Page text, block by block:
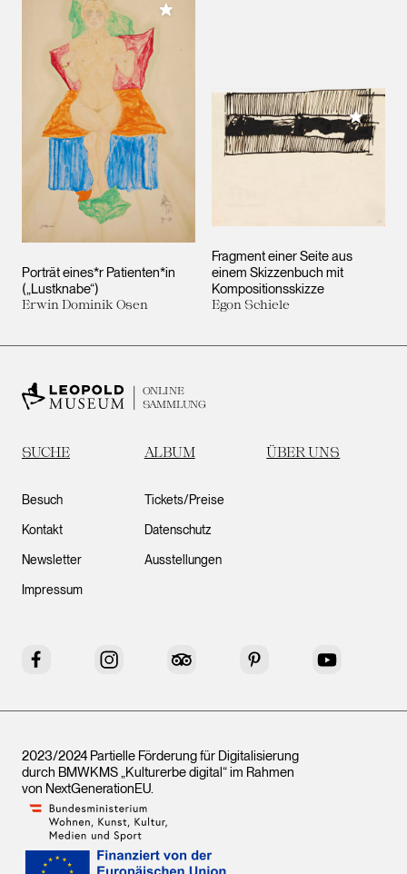
Porträt eines*r Patienten*in
(„Lustknabe“)
Erwin Dominik Osen
Meiner Sammlung hinzufügen
Fragment einer Seite aus
einem Skizzenbuch mit
Kompositionsskizze
Egon Schiele
Meiner
ONLINE
SAMMLUNG
SUCHE ALBUM ÜBER UNS
Besuch
Kontakt
Newsletter
Impressum
Tickets/Preise
Datenschutz
Ausstellungen
Facebook Instagram Tripadvisor Pinterest YouTube
2023/2024 Partielle Förderung für Digitalisierung
durch BMWKMS „Kulturerbe digital“ im Rahmen
von NextGenerationEU.